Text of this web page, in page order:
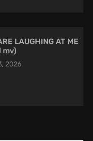
LAUGHING AT ME
mv)
2026